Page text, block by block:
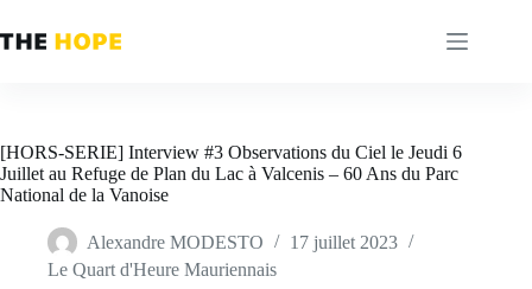
au
contenu
[HORS-SERIE] Interview #3 Observations du Ciel le Jeudi 6
Juillet au Refuge de Plan du Lac à Valcenis – 60 Ans du Parc
National de la Vanoise
Alexandre MODESTO
17 juillet 2023
Le Quart d'Heure Mauriennais